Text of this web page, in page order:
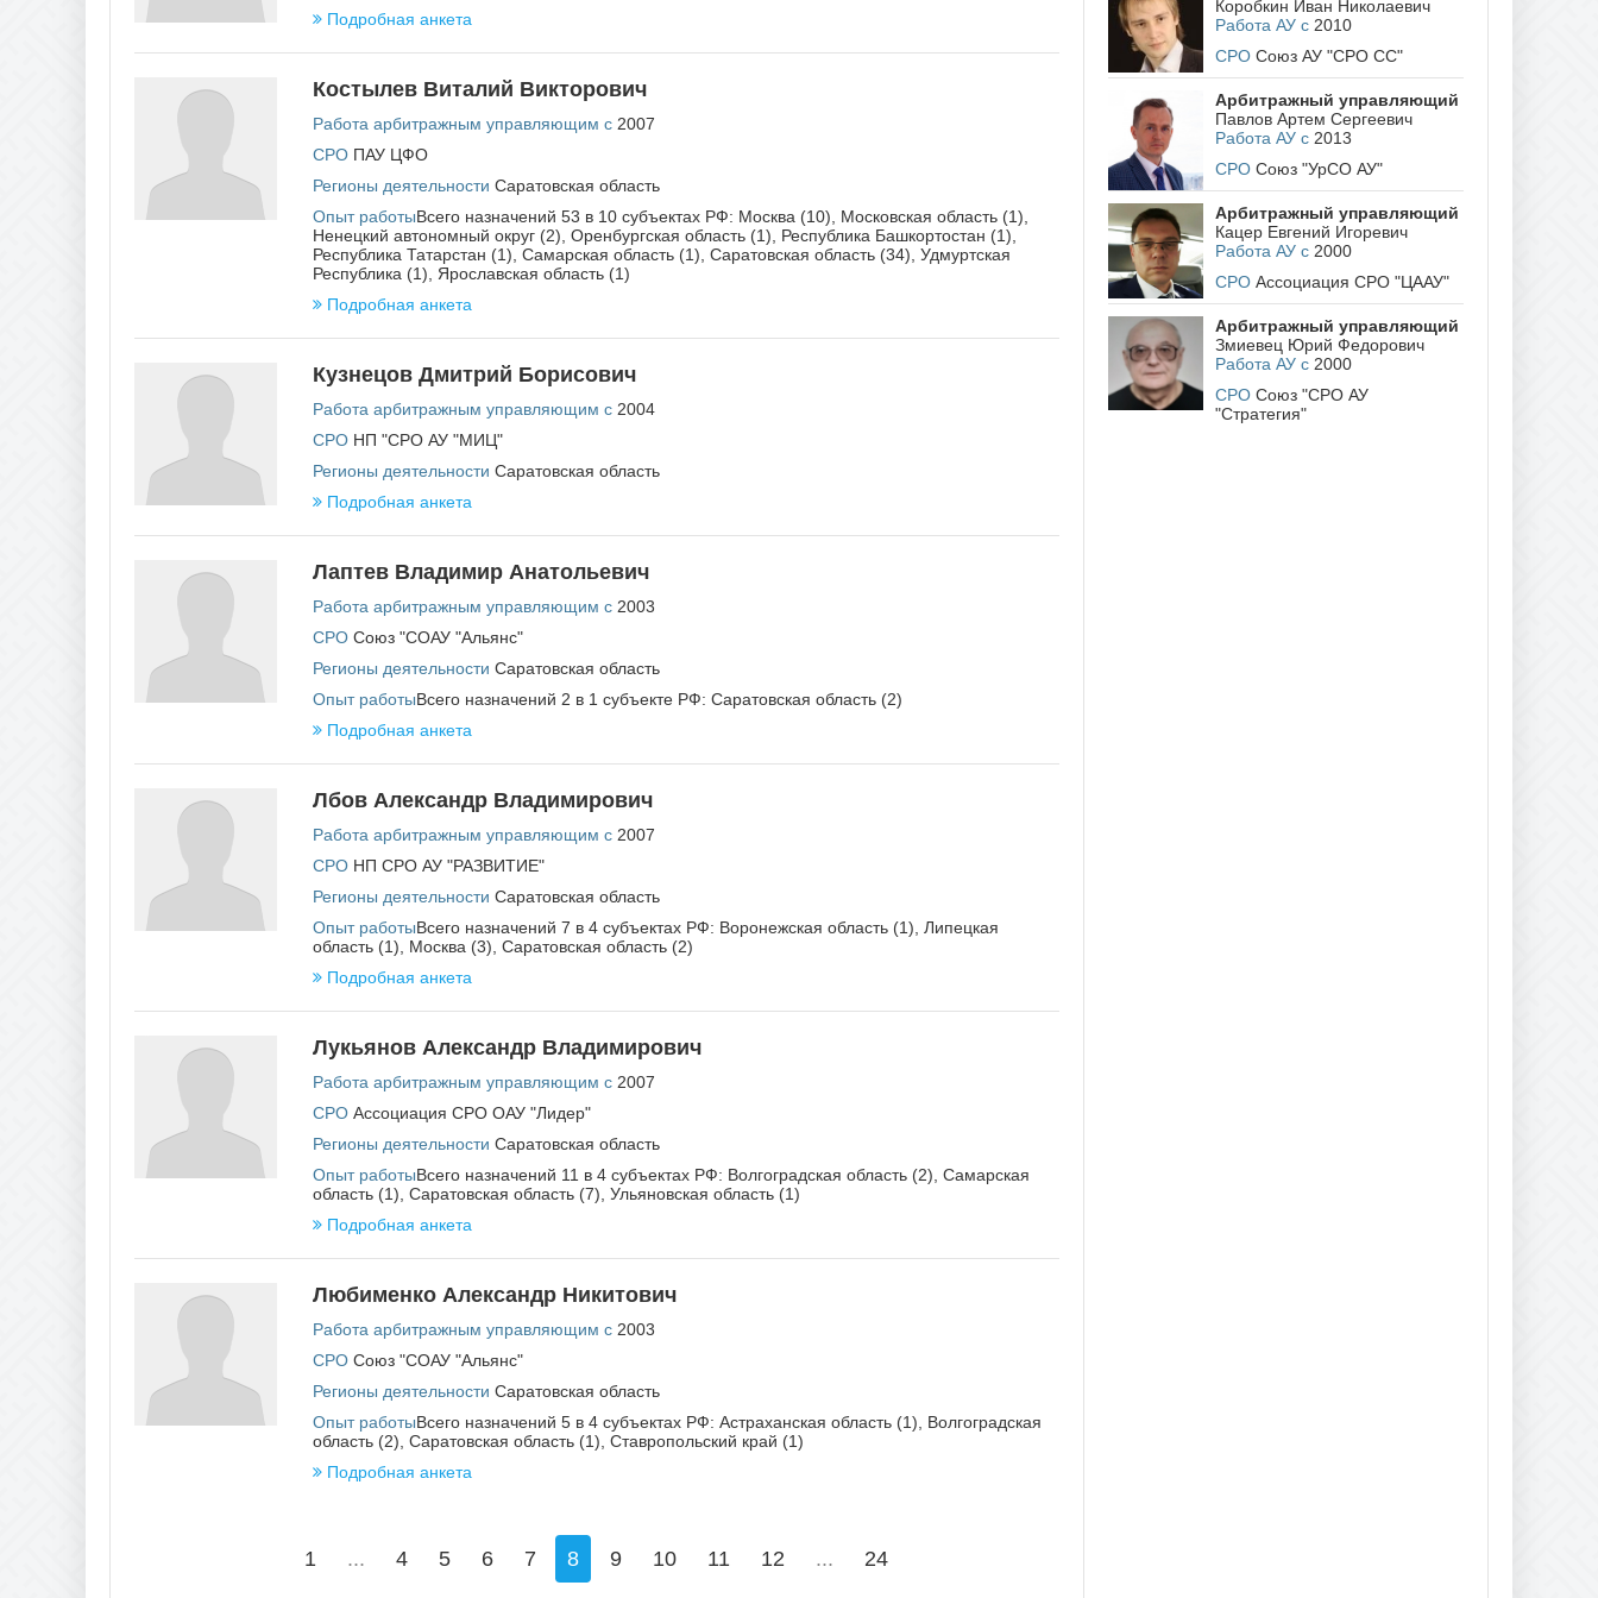
Подробная анкета
Костылев Виталий Викторович
Работа арбитражным управляющим с 2007
СРО ПАУ ЦФО
Регионы деятельности Саратовская область
Опыт работыВсего назначений 53 в 10 субъектах РФ: Москва (10), Московская область (1),
Ненецкий автономный округ (2), Оренбургская область (1), Республика Башкортостан (1),
Республика Татарстан (1), Самарская область (1), Саратовская область (34), Удмуртская
Республика (1), Ярославская область (1)
Подробная анкета
Кузнецов Дмитрий Борисович
Работа арбитражным управляющим с 2004
СРО НП "СРО АУ "МИЦ"
Регионы деятельности Саратовская область
Подробная анкета
Лаптев Владимир Анатольевич
Работа арбитражным управляющим с 2003
СРО Союз "СОАУ "Альянс"
Регионы деятельности Саратовская область
Опыт работыВсего назначений 2 в 1 субъекте РФ: Саратовская область (2)
Подробная анкета
Лбов Александр Владимирович
Работа арбитражным управляющим с 2007
СРО НП СРО АУ "РАЗВИТИЕ"
Регионы деятельности Саратовская область
Опыт работыВсего назначений 7 в 4 субъектах РФ: Воронежская область (1), Липецкая
область (1), Москва (3), Саратовская область (2)
Подробная анкета
Лукьянов Александр Владимирович
Работа арбитражным управляющим с 2007
СРО Ассоциация СРО ОАУ "Лидер"
Регионы деятельности Саратовская область
Опыт работыВсего назначений 11 в 4 субъектах РФ: Волгоградская область (2), Самарская
область (1), Саратовская область (7), Ульяновская область (1)
Подробная анкета
Любименко Александр Никитович
Работа арбитражным управляющим с 2003
СРО Союз "СОАУ "Альянс"
Регионы деятельности Саратовская область
Опыт работыВсего назначений 5 в 4 субъектах РФ: Астраханская область (1), Волгоградская
область (2), Саратовская область (1), Ставропольский край (1)
Подробная анкета
1 ... 4 5 6 7 8 9 10 11 12 ... 24
Коробкин Иван Николаевич
Работа АУ с 2010
СРО Союз АУ "СРО СС"
Арбитражный управляющий
Павлов Артем Сергеевич
Работа АУ с 2013
СРО Союз "УрСО АУ"
Арбитражный управляющий
Кацер Евгений Игоревич
Работа АУ с 2000
СРО Ассоциация СРО "ЦААУ"
Арбитражный управляющий
Змиевец Юрий Федорович
Работа АУ с 2000
СРО Союз "СРО АУ
"Стратегия"
Если вы АУ, то
можете войти, то